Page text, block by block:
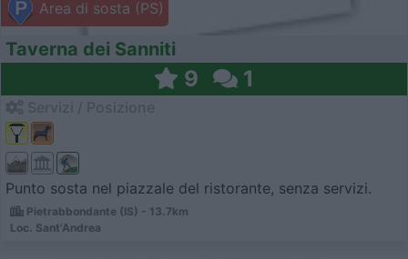
Area di sosta (PS)
Taverna dei Sanniti
9 1
Punto sosta nel piazzale del ristorante, senza servizi.
Pietrabbondante (IS) - 13.7km
Loc. Sant'Andrea